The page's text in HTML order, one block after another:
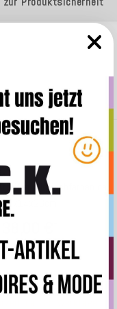
pfirsischfarben ca.
14x14x23cm